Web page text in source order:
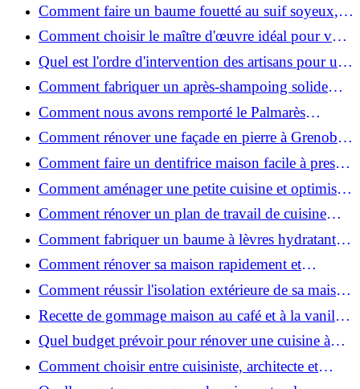
Comment faire un baume fouetté au suif soyeux,
fait maison ?
Comment choisir le maître d'œuvre idéal pour vos
travaux de rénovation ?
Quel est l'ordre d'intervention des artisans pour une
rénovation ?
Comment fabriquer un après-shampoing solide
naturel pour cheveux ?
Comment nous avons remporté le Palmarès
(Ré)HABITER 2025 : les coulisses du projet primé
?
Comment rénover une façade en pierre à Grenoble
: techniques, coûts et conseils
Comment faire un dentifrice maison facile à presser
?
Comment aménager une petite cuisine et optimiser
chaque centimètre carré ?
Comment rénover un plan de travail de cuisine
facilement : guide étape par étape
Comment fabriquer un baume à lèvres hydratant et
naturel au suif ?
Comment rénover sa maison rapidement et
efficacement ?
Comment réussir l'isolation extérieure de sa maison
pour une rénovation performante et durable ?
Recette de gommage maison au café et à la vanille
pour une peau douce
Quel budget prévoir pour rénover une cuisine à
Voiron en 2026 : coûts et aides locales ?
Comment choisir entre cuisiniste, architecte et
contractant général à Voiron ?